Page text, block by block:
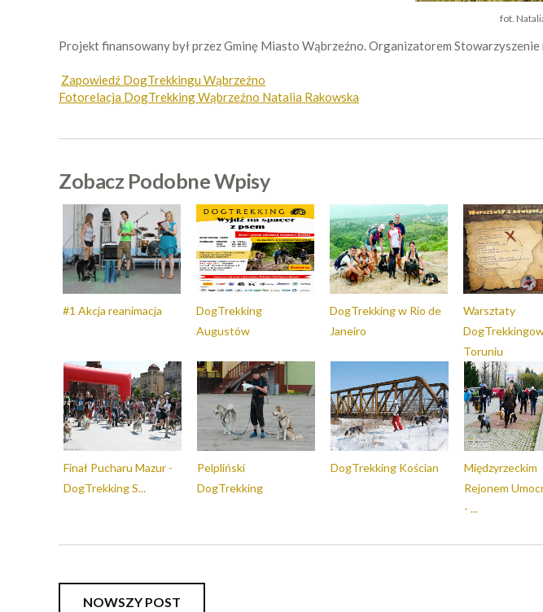
fot.
Projekt finansowany był przez Gminę Miasto Wąbrzeźno. Organizatorem
Zapowiedź DogTrekkingu Wąbrzeźno
Fotorelacja DogTrekking Wąbrzeźno Natalia Rakowska
Zobacz Podobne Wpisy
#1 Akcja reanimacja
DogTrekking
Augustów
DogTrekking w Rio de
Janeiro
Warsztaty
Toruniu
Finał Pucharu Mazur -
DogTrekking S...
Pelpliński
DogTrekking
DogTrekking Kościan
Międzyrzeckim
Rejonem
- ...
NOWSZY POST